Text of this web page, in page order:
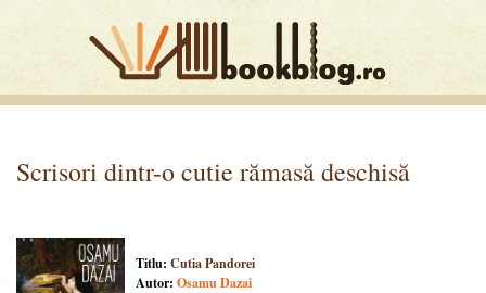
Scrisori dintr-o cutie rămasă deschisă
Titlu: Cutia Pandorei
Autor: Osamu Dazai